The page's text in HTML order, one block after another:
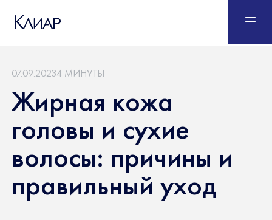
07.09.20234 МИНУТЫ
Жирная кожа
головы и сухие
волосы: причины и
правильный уход